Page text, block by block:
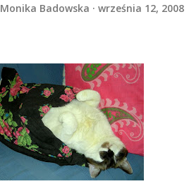
Monika Badowska września 12, 2008